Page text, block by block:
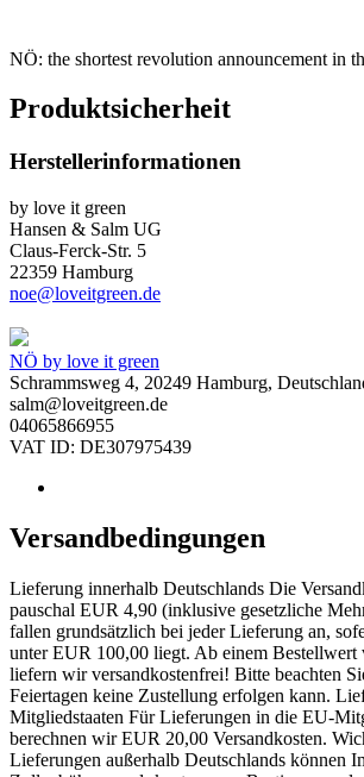
NÖ: the shortest revolution announcement in
Produktsicherheit
Herstellerinformationen
by love it green
Hansen & Salm UG
Claus-Ferck-Str. 5
22359 Hamburg
noe@loveitgreen.de
NÖ by love it green
Schrammsweg 4, 20249 Hamburg,
salm@loveitgreen.de
04065866955
VAT ID: DE307975439
Versandbedingungen
Lieferung innerhalb Deutschlands Die
pauschal EUR 4,90 (inklusive gesetzliche
fallen grundsätzlich bei jeder Lieferung an,
unter EUR 100,00 liegt. Ab einem
liefern wir versandkostenfrei! Bitte beachten
Feiertagen keine Zustellung erfolgen kann.
Mitgliedstaaten Für Lieferungen in die EU-
berechnen wir EUR 20,00 Versandkosten.
Lieferungen außerhalb Deutschlands können